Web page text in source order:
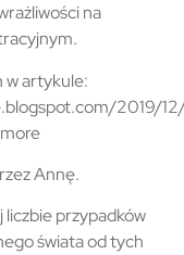
na
w artykule:
2019/
Annę.
liczbie przypadków
świata od tych